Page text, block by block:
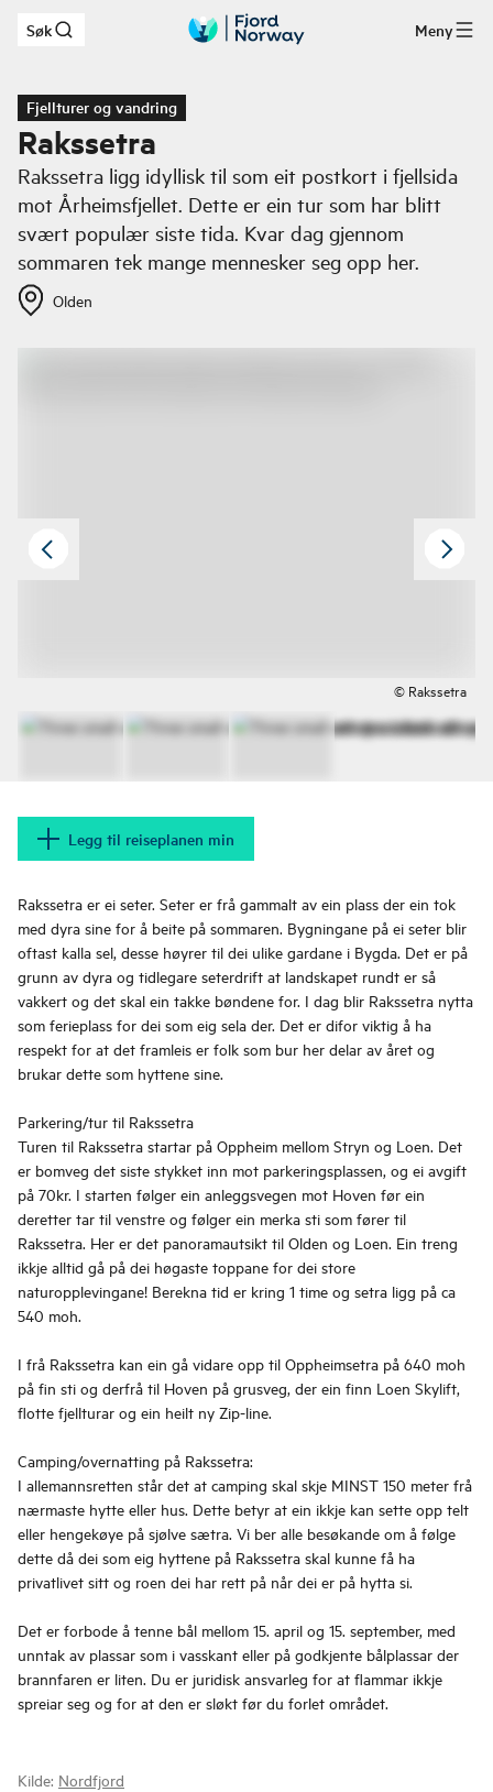
Hopp til hovedinnhold
Søk Meny
Fjellturer og vandring
Rakssetra
Rakssetra ligg idyllisk til som eit postkort i fjellsida
mot Årheimsfjellet. Dette er ein tur som har blitt
svært populær siste tida. Kvar dag gjennom
sommaren tek mange mennesker seg opp her.
Olden
© Rakssetra
Legg til reiseplanen min
Rakssetra er ei seter. Seter er frå gammalt av ein plass der ein tok
med dyra sine for å beite på sommaren. Bygningane på ei seter blir
oftast kalla sel, desse høyrer til dei ulike gardane i Bygda. Det er på
grunn av dyra og tidlegare seterdrift at landskapet rundt er så
vakkert og det skal ein takke bøndene for. I dag blir Rakssetra nytta
som ferieplass for dei som eig sela der. Det er difor viktig å ha
respekt for at det framleis er folk som bur her delar av året og
brukar dette som hyttene sine.
Parkering/tur til Rakssetra
Turen til Rakssetra startar på Oppheim mellom Stryn og Loen. Det
er bomveg det siste stykket inn mot parkeringsplassen, og ei avgift
på 70kr. I starten følger ein anleggsvegen mot Hoven før ein
deretter tar til venstre og følger ein merka sti som fører til
Rakssetra. Her er det panoramautsikt til Olden og Loen. Ein treng
ikkje alltid gå på dei høgaste toppane for dei store
naturopplevingane! Berekna tid er kring 1 time og setra ligg på ca
540 moh.
I frå Rakssetra kan ein gå vidare opp til Oppheimsetra på 640 moh
på fin sti og derfrå til Hoven på grusveg, der ein finn Loen Skylift,
flotte fjellturar og ein heilt ny Zip-line.
Camping/overnatting på Rakssetra:
I allemannsretten står det at camping skal skje MINST 150 meter frå
nærmaste hytte eller hus. Dette betyr at ein ikkje kan sette opp telt
eller hengekøye på sjølve sætra. Vi ber alle besøkande om å følge
dette då dei som eig hyttene på Rakssetra skal kunne få ha
privatlivet sitt og roen dei har rett på når dei er på hytta si.
Det er forbode å tenne bål mellom 15. april og 15. september, med
unntak av plassar som i vasskant eller på godkjente bålplassar der
brannfaren er liten. Du er juridisk ansvarleg for at flammar ikkje
spreiar seg og for at den er sløkt før du forlet området.
Kilde: Nordfjord